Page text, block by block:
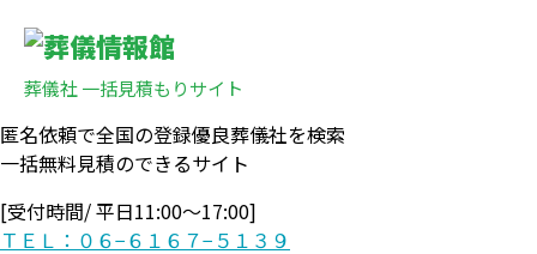
葬儀社 一括見積もりサイト
匿名依頼で全国の登録優良葬儀社を検索
一括無料見積のできるサイト
[受付時間/ 平日11:00〜17:00]
ＴＥＬ：０６−６１６７−５１３９